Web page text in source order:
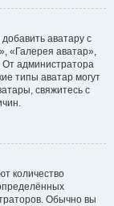
аватару с
«Галерея аватар»,
администратора
типы аватар могут
свяжитесь с
количество
Обычно вы